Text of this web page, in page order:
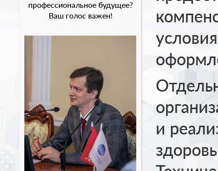
профессиональное будущее?
Ваш голос важен!
и